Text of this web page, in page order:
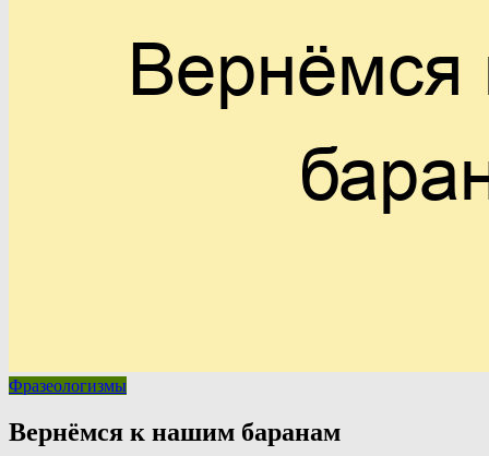
Фразеологизмы
Вернёмся к нашим баранам